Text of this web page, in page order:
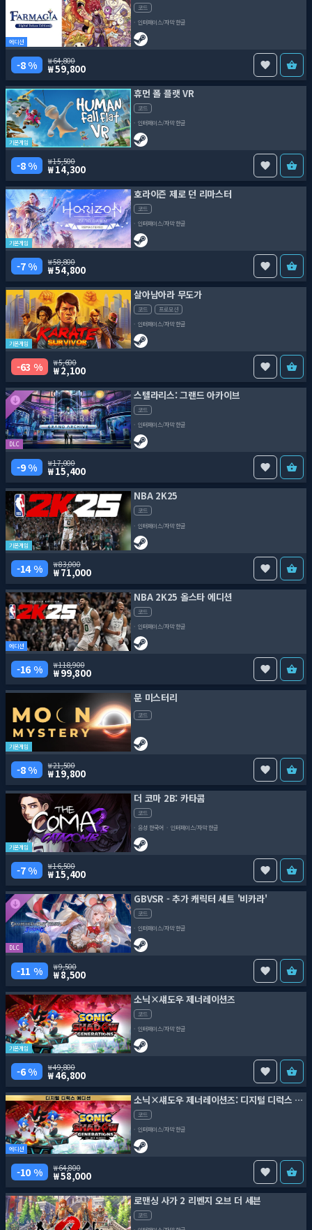
에디션
코드
인터페이스/자막 한글
8 % 64,800
59,800
기본게임
휴먼 폴 플랫 VR
코드
인터페이스/자막 한글
8 % 15,500
14,300
기본게임
호라이즌 제로 던 리마스터
코드
인터페이스/자막 한글
7 % 58,800
54,800
기본게임
살아남아라 무도가
코드
프로모션
인터페이스/자막 한글
63 % 5,600
2,100
DLC
스텔라리스: 그랜드 아카이브
코드
인터페이스/자막 한글
9 % 17,000
15,400
기본게임
NBA 2K25
코드
인터페이스/자막 한글
14 % 83,000
71,000
에디션
NBA 2K25 올스타 에디션
코드
인터페이스/자막 한글
16 % 118,900
99,800
기본게임
문 미스터리
코드
8 % 21,500
19,800
기본게임
더 코마 2B: 카타콤
코드
음성 한국어
인터페이스/자막 한글
7 % 16,500
15,400
DLC
GBVSR - 추가 캐릭터 세트 '비카라'
코드
인터페이스/자막 한글
11 % 9,500
8,500
기본게임
소닉×섀도우 제너레이션즈
코드
인터페이스/자막 한글
6 % 49,800
46,800
에디션
소닉×섀도우 제너레이션즈: 디지털 디럭스 에디션
코드
인터페이스/자막 한글
10 % 64,800
58,000
로맨싱 사가 2 리벤지 오브 더 세븐
코드